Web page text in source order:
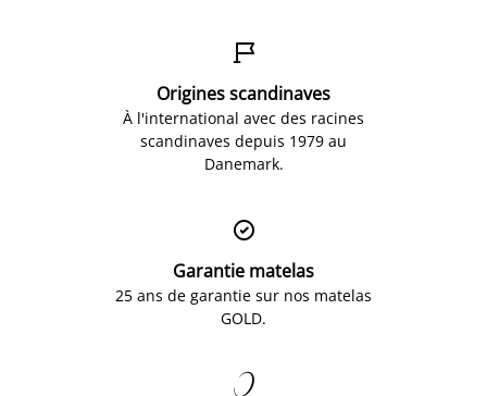

Origines scandinaves
À l'international avec des racines
scandinaves depuis 1979 au
Danemark.

Garantie matelas
25 ans de garantie sur nos matelas
GOLD.
